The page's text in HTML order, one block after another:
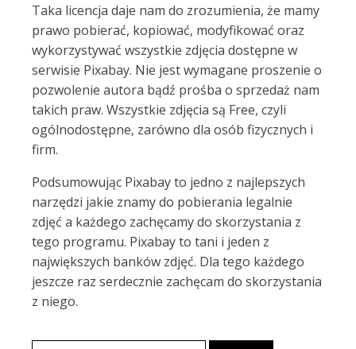
Taka licencja daje nam do zrozumienia, że mamy
prawo pobierać, kopiować, modyfikować oraz
wykorzystywać wszystkie zdjęcia dostępne w
serwisie Pixabay. Nie jest wymagane proszenie o
pozwolenie autora bądź prośba o sprzedaż nam
takich praw. Wszystkie zdjęcia są Free, czyli
ogólnodostępne, zarówno dla osób fizycznych i
firm.
Podsumowując Pixabay to jedno z najlepszych
narzędzi jakie znamy do pobierania legalnie
zdjęć a każdego zachęcamy do skorzystania z
tego programu. Pixabay to tani i jeden z
największych banków zdjęć. Dla tego każdego
jeszcze raz serdecznie zachęcam do skorzystania
z niego.